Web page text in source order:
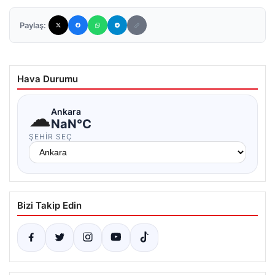
Paylaş:
Hava Durumu
☁Ankara
NaN°C
ŞEHIR SEÇ
Bizi Takip Edin